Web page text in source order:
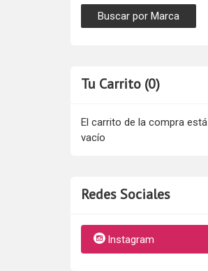
Tu Carrito (0)
El carrito de la compra está
vacío
Redes Sociales
Instagram